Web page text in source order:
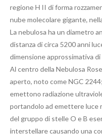
regione H II di forma
nube molecolare gigante,
La nebulosa ha un diametro
distanza di circa 5200 anni
dimensione approssimativa di
Al centro della Nebulosa
aperto, noto come NGC
emettono radiazione
portandolo ad emettere luce
del gruppo di stelle O e B
interstellare causando una